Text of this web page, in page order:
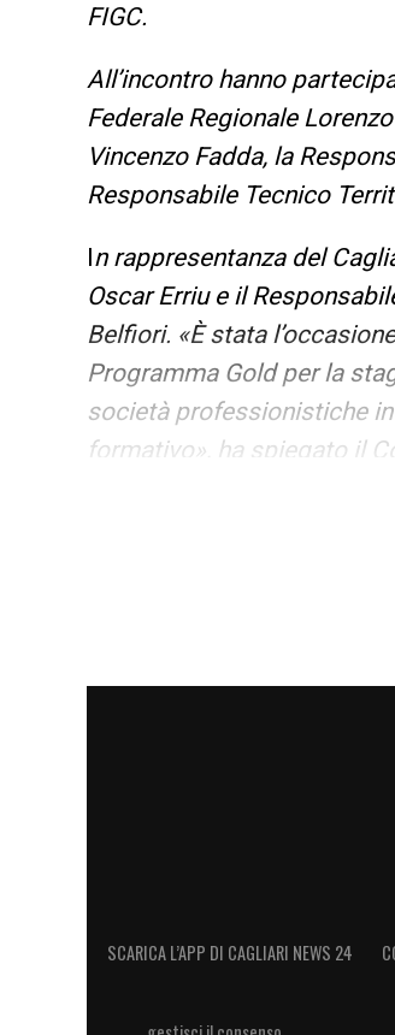
FIGC.
All’incontro hanno
Federale Regionale
Vincenzo Fadda, la
Responsabile Tecnico
In rappresentanza del
Oscar Erriu e il
Belfiori. «È stata
Programma Gold per la
società professionistiche
formativo», ha spiegato il
Il riconoscimento
dal punto di vista sportivo,
Giovanile, in sinergia con
ambiente formativo di
Su Pisacane…»
SCARICA L’APP DI CAGLIARI NEWS 24